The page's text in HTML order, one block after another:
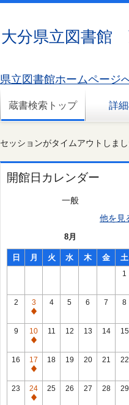
大分県立図書館
県立図書館ホームページ
蔵書検索トップ 詳
セッションがタイムアウトしまし
開館日カレンダー
一般
他を見
8月
日 月 火 水 木 金 土
1
2
3
通
常
休
館
日
4 5 6 7 8
9
10
通
常
休
館
日
11 12 13 14 15
16
17
通
常
休
18 19 20 21 22
23
24
通
25 26 27 28 29